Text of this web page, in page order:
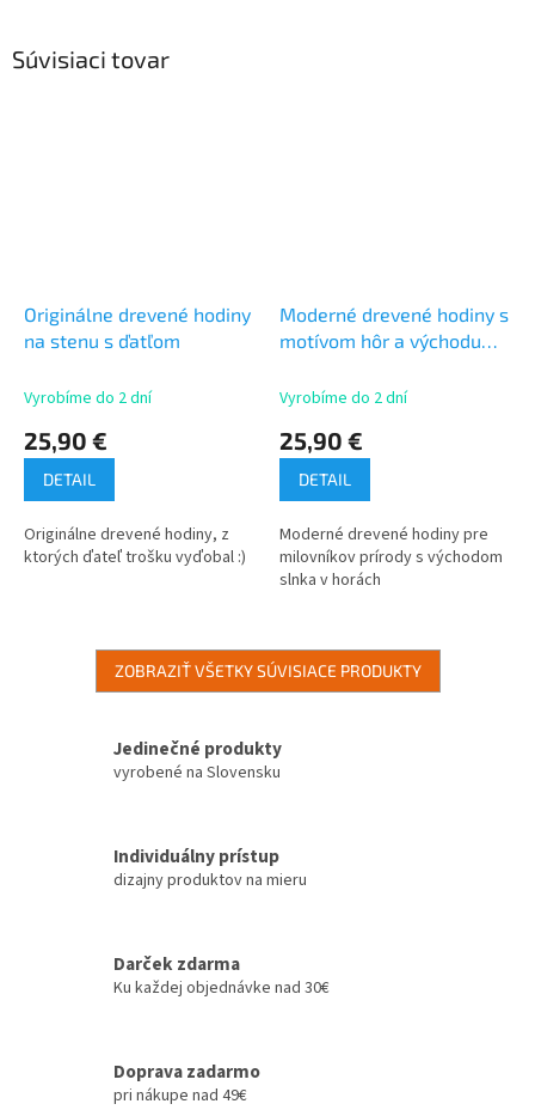
Súvisiaci tovar
Originálne drevené hodiny
na stenu s ďatľom
Vyrobíme do 2 dní
25,90 €
DETAIL
Originálne drevené hodiny, z
ktorých ďateľ trošku vyďobal :)
Moderné drevené hodiny s
motívom hôr a východu
Vyrobíme do 2 dní
25,90 €
DETAIL
Moderné drevené hodiny pre
milovníkov prírody s východom
slnka v horách
ZOBRAZIŤ VŠETKY SÚVISIACE PRODUKTY
Jedinečné produkty
vyrobené na Slovensku
Individuálny prístup
dizajny produktov na mieru
Darček zdarma
Ku každej objednávke nad 30€
Doprava zadarmo
pri nákupe nad 49€